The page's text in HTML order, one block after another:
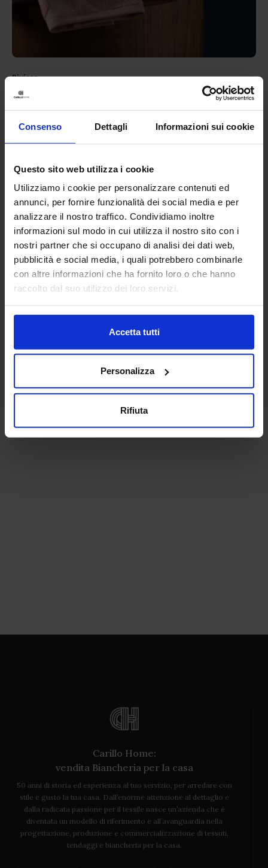
Consenso Dettagli Informazioni sui cookie
Questo sito web utilizza i cookie
Utilizziamo i cookie per personalizzare contenuti ed
annunci, per fornire funzionalità dei social media e per
analizzare il nostro traffico. Condividiamo inoltre
informazioni sul modo in cui utilizza il nostro sito con i
nostri partner che si occupano di analisi dei dati web,
pubblicità e social media, i quali potrebbero combinarle
con altre informazioni che ha fornito loro o che hanno
raccolto dal suo utilizzo dei loro servizi.
Accetta tutti
Personalizza
Rifiuta
Riviera
Set 1+1 In Spugna Jacquard Elysium
19,90€ Da 17,00€
Colori disponibili
OttanioTortoraGrigio scuro
BiancoVerde colore
Carillo Home:
vendita Biancheria per la casa
50 anni di storia ed esperienza al tuo servizio, per arredare con
stile e gusto la tua casa. Dall’enorme attenzione al dettaglio e
dalla radicata passione per il tessile nasce un’azienda che è
diventata un modello di riferimento e all’avanguardia nella
progettazione, produzione e commercializzazione di tessuti,
tendaggi e biancheria per la casa.